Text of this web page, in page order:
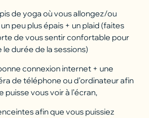
de yoga où vous allongez/ou
peu plus épais + un plaid (faites
de vous sentir confortable pour
durée de la sessions)
connexion internet + une
de téléphone ou d’ordinateur afin
puisse vous voir à l’écran,
afin que vous puissiez